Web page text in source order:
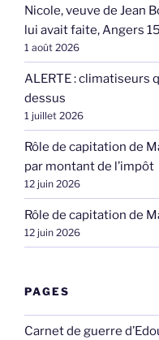
Nicole, veuve de Jean
lui avait faite, Angers
1 août 2026
ALERTE : climatiseurs
dessus
1 juillet 2026
Rôle de capitation de
par montant de l’impôt
12 juin 2026
Rôle de capitation de
12 juin 2026
PAGES
Carnet de guerre